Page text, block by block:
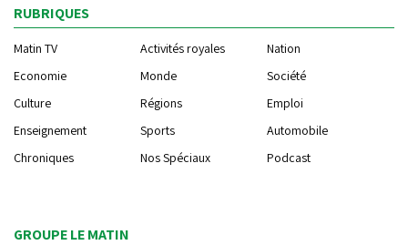
RUBRIQUES
Matin TV Activités royales
Nation
Economie
Monde
Société
Culture
Régions
Emploi
Enseignement
Sports
Automobile
Chroniques
Nos Spéciaux Podcast
GROUPE LE MATIN